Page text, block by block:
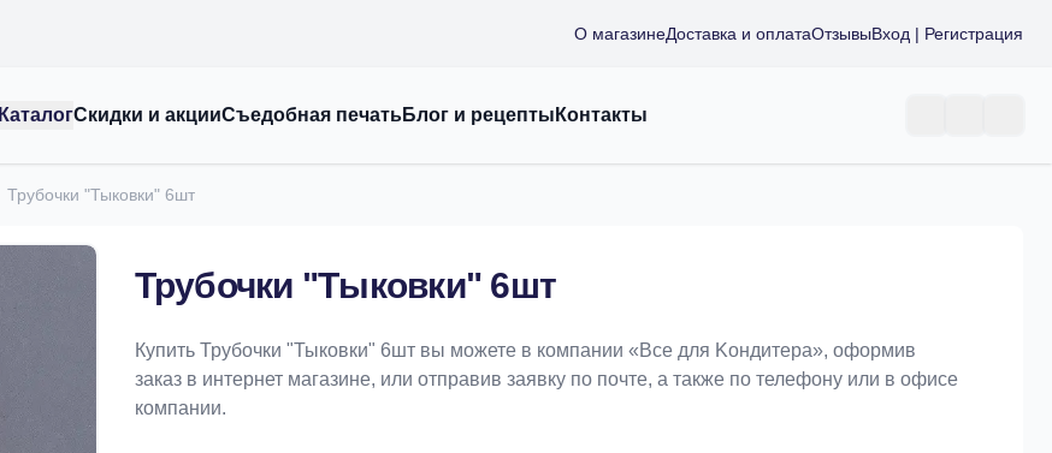
О магазинеДоставка и оплатаОтзывыВход | Регистрация
КаталогСкидки и акцииСъедобная печатьБлог и рецепты Контакты
Трубочки "Тыковки" 6шт
Трубочки "Тыковки" 6шт
Купить Трубочки "Тыковки" 6шт вы можете в компании «Bce для Koндитeрa», оформив
заказ в интернет магазине, или отправив заявку по почте, а также по телефону или в офисе
компании.